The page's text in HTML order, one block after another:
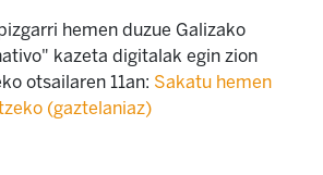
hemen duzue Galizako
kazeta digitalak egin zion
otsailaren 11an: Sakatu hemen
(gaztelaniaz)